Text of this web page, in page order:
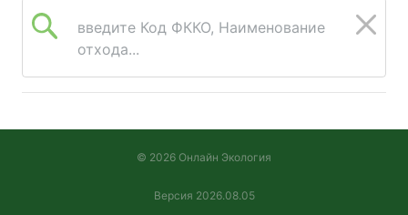
округ, город Кемерово,
3/2, кад. №
42:24:0301002:1283.
Кузбасс , Кемеровский
сельское поселение,
введите Код ФККО, Наименование
отхода...
© 2026 Онлайн Экология
Версия 2026.08.05